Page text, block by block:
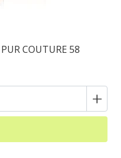
COUTURE 58
+